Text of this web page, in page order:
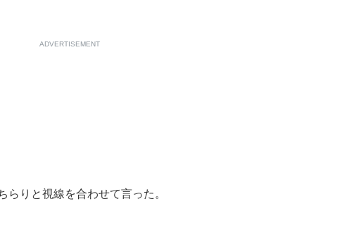
ADVERTISEMENT
りと視線を合わせて言った。